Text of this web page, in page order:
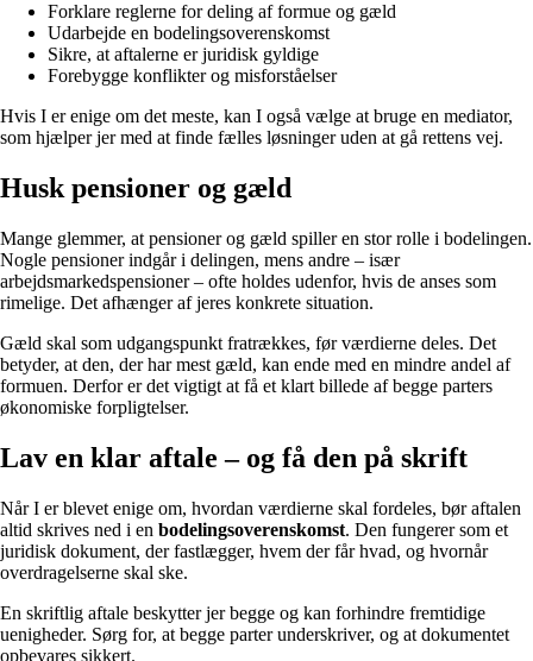
Forklare reglerne for deling af formue og gæld
Udarbejde en bodelingsoverenskomst
Sikre, at aftalerne er juridisk gyldige
Forebygge konflikter og misforståelser
Hvis I er enige om det meste, kan I også vælge at bruge en mediator,
som hjælper jer med at finde fælles løsninger uden at gå rettens vej.
Husk pensioner og gæld
Mange glemmer, at pensioner og gæld spiller en stor rolle i bodelingen.
Nogle pensioner indgår i delingen, mens andre – især
arbejdsmarkedspensioner – ofte holdes udenfor, hvis de anses som
rimelige. Det afhænger af jeres konkrete situation.
Gæld skal som udgangspunkt fratrækkes, før værdierne deles. Det
betyder, at den, der har mest gæld, kan ende med en mindre andel af
formuen. Derfor er det vigtigt at få et klart billede af begge parters
økonomiske forpligtelser.
Lav en klar aftale – og få den på skrift
Når I er blevet enige om, hvordan værdierne skal fordeles, bør aftalen
altid skrives ned i en bodelingsoverenskomst. Den fungerer som et
juridisk dokument, der fastlægger, hvem der får hvad, og hvornår
overdragelserne skal ske.
En skriftlig aftale beskytter jer begge og kan forhindre fremtidige
uenigheder. Sørg for, at begge parter underskriver, og at dokumentet
opbevares sikkert.